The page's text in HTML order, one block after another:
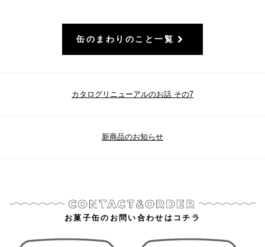
缶のまわりのこと一覧
カタログリニューアルのお話 その7
新商品のお知らせ
お菓子缶のお問い合わせはコチラ